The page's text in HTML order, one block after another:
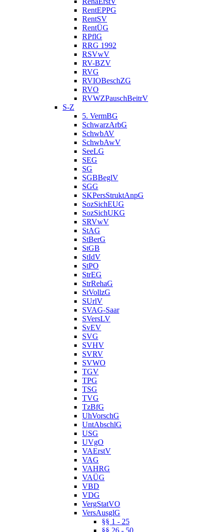
RentEPPG
RentSV
RentÜG
RPflG
RRG 1992
RSVwV
RV-BZV
RVG
RVIOBeschZG
RVO
RVWZPauschBeitrV
S-Z
5. VermBG
SchwarzArbG
SchwbAV
SchwbAwV
SeeLG
SEG
SG
SGBBeglV
SGG
SKPersStruktAnpG
SozSichEUG
SozSichUKG
SRVwV
StAG
StBerG
StGB
StIdV
StPO
StrEG
StrRehaG
StVollzG
SUrlV
SVAG-Saar
SVersLV
SvEV
SVG
SVHV
SVRV
SVWO
TGV
TPG
TSG
TVG
TzBfG
UhVorschG
UntAbschlG
USG
UVgO
VAErstV
VAG
VAHRG
VAÜG
VBD
VDG
VergStatVO
VersAusglG
§§ 1 - 25
§§ 26 - 50